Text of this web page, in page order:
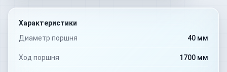
Характеристики
Диаметр поршня
40 мм
Ход поршня 1700 мм